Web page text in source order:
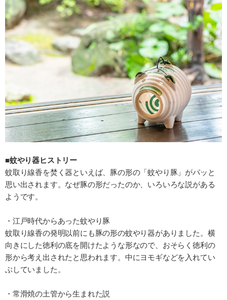
■蚊やり器ヒストリー
蚊取り線香を焚く器といえば、豚の形の「蚊やり豚」がパッと
思い出されます。なぜ豚の形だったのか、いろいろな説がある
ようです。
・江戸時代からあった蚊やり豚
蚊取り線香の発明以前にも豚の形の蚊やり器がありました。横
向きにした徳利の底を開けたような形なので、おそらく徳利の
形から考え出されたと思われます。中にヨモギなどを入れてい
ぶしていました。
・常滑焼の土管から生まれた説